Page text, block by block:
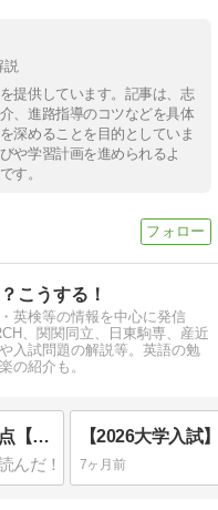
説
提供しています。記事は、志
、進路指導のコツなどを具体
深めることを目的としていま
や学習計画を進められるよ
す。
こうする！
英検等の情報を中心に発信
、関関同立、日東駒専、産近
入試問題の解説等。英語の勉
の紹介も。
【2026大学入試】共通テスト平均点【確定版】
7ヶ月前